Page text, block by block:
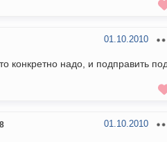
01.10.2010
конкретно надо, и подправить
01.10.2010